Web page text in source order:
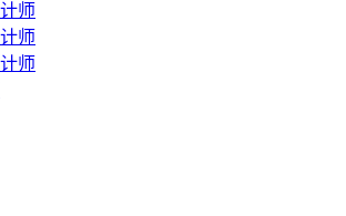
师
师
师